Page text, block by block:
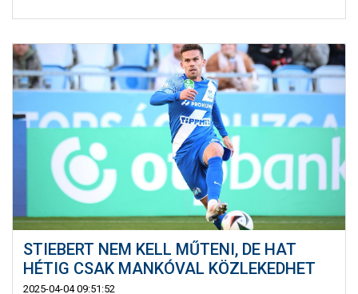
STIEBERT NEM KELL MŰTENI, DE HAT
HÉTIG CSAK MANKÓVAL KÖZLEKEDHET
2025-04-04 09:51:52